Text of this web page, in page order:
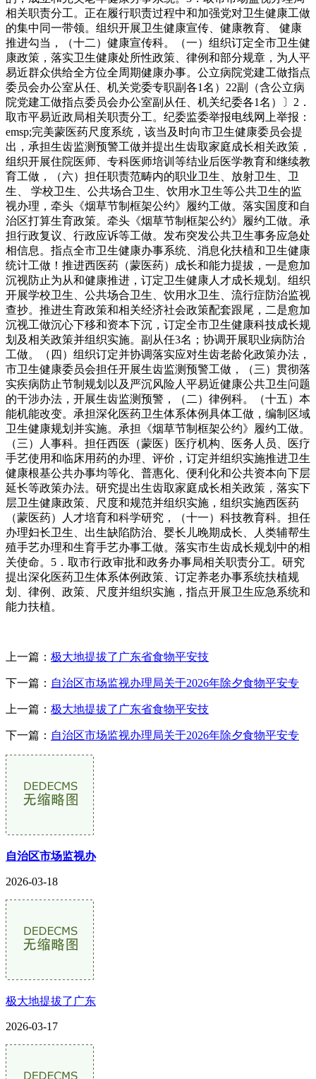
相关职责分工。正在履行职责过程中和加强党对卫生健康工做
的集中同一带领。组织开展卫生健康宣传、健康教育、 健康
推进勾当，（十二）健康宣传科。（一）组织订定全市卫生健
康政策，落实卫生健康处所性政策、律例和部分规章，为人平
易近群众供给全方位全周期健康办事。公立病院党建工做指点
委员会办公室从任、机关党委专职副各1名）22副（含公立病
院党建工做指点委员会办公室副从任、机关纪委各1名）〕2．
取市平易近政局相关职责分工。纪委监委举报电线网上举报：
emsp;完美蒙医药尺度系统，该当及时向市卫生健康委员会提
出，承担生齿监测预警工做并提出生齿取家庭成长相关政策，
组织开展住院医师、专科医师培训等结业后医学教育和继续教
育工做，（六）担任职责范畴内的职业卫生、放射卫生、卫
生、 学校卫生、公共场合卫生、饮用水卫生等公共卫生的监
视办理，牵头《烟草节制框架公约》履约工做。落实国度和自
治区打算生育政策。牵头《烟草节制框架公约》履约工做。承
担行政复议、行政应诉等工做。发布突发公共卫生事务应急处
相信息。指点全市卫生健康办事系统、消息化扶植和卫生健康
统计工做！推进西医药（蒙医药）成长和能力提拔，一是愈加
沉视防止为从和健康推进，订定卫生健康人才成长规划。组织
开展学校卫生、公共场合卫生、饮用水卫生、流行症防治监视
查抄。推进生育政策和相关经济社会政策配套跟尾，二是愈加
沉视工做沉心下移和资本下沉，订定全市卫生健康科技成长规
划及相关政策并组织实施。副从任3名；协调开展职业病防治
工做。（四）组织订定并协调落实应对生齿老龄化政策办法，
市卫生健康委员会担任开展生齿监测预警工做，（三）贯彻落
实疾病防止节制规划以及严沉风险人平易近健康公共卫生问题
的干涉办法，开展生齿监测预警，（二）律例科。（十五）本
能机能改变。承担深化医药卫生体系体例具体工做，编制区域
卫生健康规划并实施。承担《烟草节制框架公约》履约工做。
（三）人事科。担任西医（蒙医）医疗机构、医务人员、医疗
手艺使用和临床用药的办理、评价，订定并组织实施推进卫生
健康根基公共办事均等化、普惠化、便利化和公共资本向下层
延长等政策办法。研究提出生齿取家庭成长相关政策，落实下
层卫生健康政策、尺度和规范并组织实施，组织实施西医药
（蒙医药）人才培育和科学研究，（十一）科技教育科。担任
办理妇长卫生、出生缺陷防治、婴长儿晚期成长、人类辅帮生
殖手艺办理和生育手艺办事工做。落实市生齿成长规划中的相
关使命。5．取市行政审批和政务办事局相关职责分工。研究
提出深化医药卫生体系体例政策、订定养老办事系统扶植规
划、律例、政策、尺度并组织实施，指点开展卫生应急系统和
能力扶植。
上一篇： 极大地提拔了广东省食物平安技
下一篇： 自治区市场监视办理局关于2026年除夕食物平安专
上一篇： 极大地提拔了广东省食物平安技
下一篇： 自治区市场监视办理局关于2026年除夕食物平安专
自治区市场监视办
2026-03-18
极大地提拔了广东
2026-03-17